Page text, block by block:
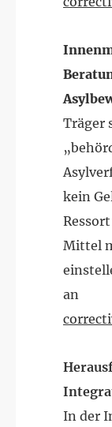
Träger
kein
Mittel
an
In der